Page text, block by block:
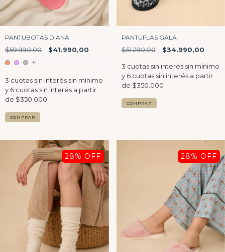
PANTUBOTAS DIANA
$59.990,00 $41.990,00
+1
COMPRAR
PANTUFLAS GALA
$51.290,00 $34.990,00
COMPRAR
28% OFF 28% OFF